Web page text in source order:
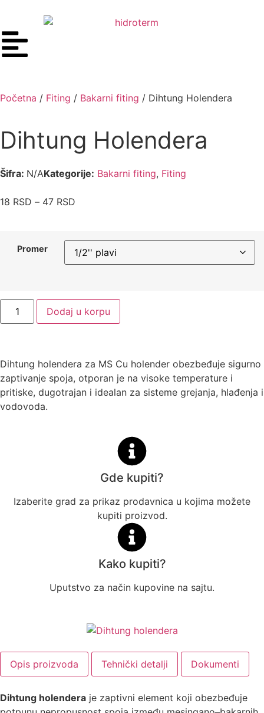
Početna / Fiting / Bakarni fiting / Dihtung Holendera
Dihtung Holendera
Šifra: N/AKategorije: Bakarni fiting, Fiting
18 RSD – 47 RSD
Promer
Dodaj u korpu
Dihtung holendera za MS Cu holender obezbeđuje sigurno
zaptivanje spoja, otporan je na visoke temperature i
pritiske, dugotrajan i idealan za sisteme grejanja, hlađenja i
vodovoda.
Gde kupiti?
Izaberite grad za prikaz prodavnica u kojima možete
kupiti proizvod.
Kako kupiti?
Uputstvo za način kupovine na sajtu.
Opis proizvoda Tehnički detalji Dokumenti
Dihtung holendera je zaptivni element koji obezbeđuje